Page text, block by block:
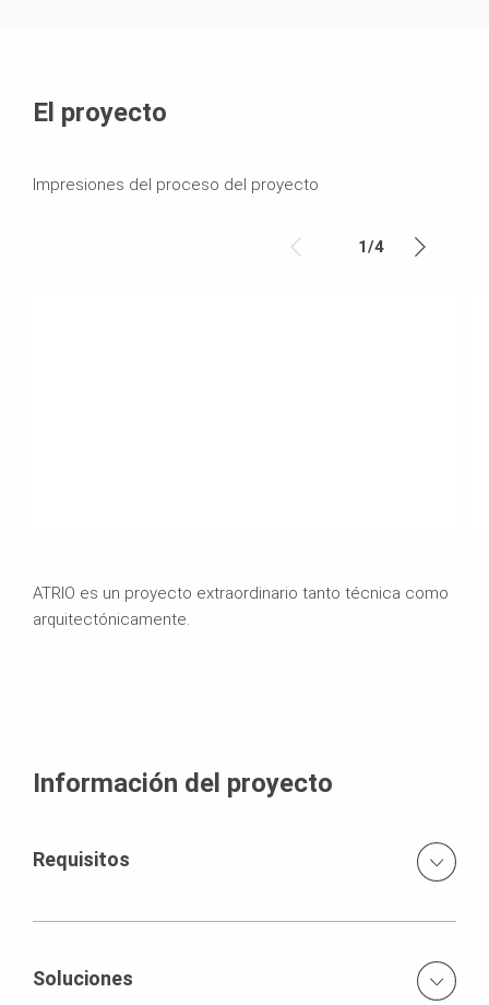
El proyecto
Impresiones del proceso del proyecto
1/4
ATRIO es un proyecto extraordinario tanto técnica como
arquitectónicamente.
Información del proyecto
Requisitos
de trabajo óptimos, garantizando en todo momento la
seguridad de quienes los operaban , así como tambien
Soluciones